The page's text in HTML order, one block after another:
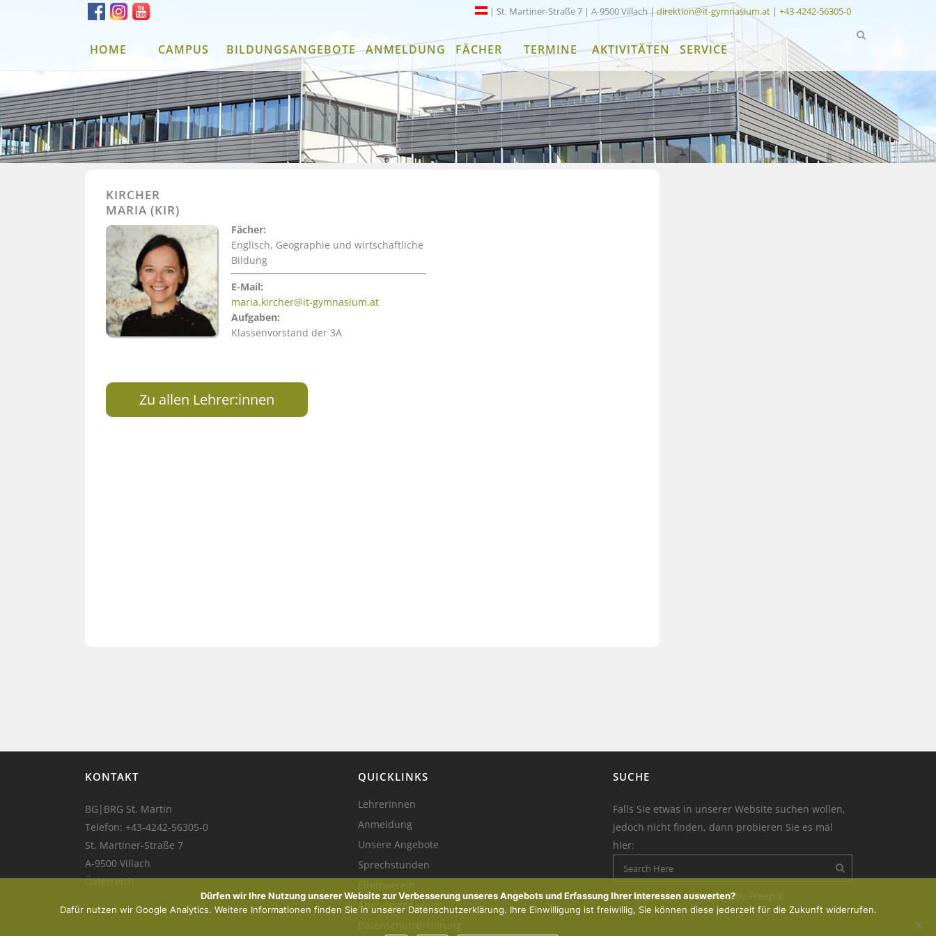
| St. Martiner-Straße 7 | A-9500 Villach |direktion@it-gymnasium.at | +43-4242-56305-0
HOME CAMPUS BILDUNGSANGEBOTE ANMELDUNG FÄCHER TERMINE AKTIVITÄTEN SERVICE
KIRCHER
MARIA (KIR)
Fächer:
Englisch, Geographie und wirtschaftliche
Bildung
E-Mail:
maria.kircher@it-gymnasium.at
Aufgaben:
Klassenvorstand der 3A
Zu allen Lehrer:innen
KONTAKT
BG|BRG St. Martin
Telefon: +43-4242-56305-0
St. Martiner-Straße 7
A-9500 Villach
Österreich
QUICKLINKS
LehrerInnen
Anmeldung
Unsere Angebote
Sprechstunden
Abendgymnasium
SUCHE
Falls Sie etwas in unserer Website suchen wollen,
jedoch nicht finden, dann probieren Sie es mal
hier:
Ikon der Kerze : designed by Freepik
Dürfen wir Ihre Nutzung unserer Website zur Verbesserung unseres Angebots und Erfassung Ihrer Interessen auswerten?
Dafür nutzen wir Google Analytics. Weitere Informationen finden Sie in unserer Datenschutzerklärung. Ihre Einwilligung ist freiwillig, Sie können diese jederzeit für die Zukunft widerrufen.